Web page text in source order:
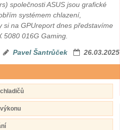
společnosti ASUS jsou grafické
systémem chlazení,
si na GPUreport dnes představíme
5080 016G Gaming.
Pavel Šantrůček 26.03.2025